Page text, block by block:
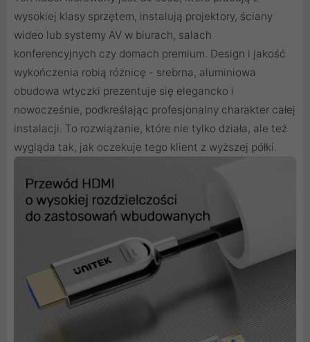
wysokiej klasy sprzętem, instalują projektory, ściany
wideo lub systemy AV w biurach, salach
konferencyjnych czy domach premium. Design i jakość
wykończenia robią różnicę - srebrna, aluminiowa
obudowa wtyczki prezentuje się elegancko i
nowocześnie, podkreślając profesjonalny charakter całej
instalacji. To rozwiązanie, które nie tylko działa, ale też
wygląda tak, jak oczekuje tego klient z wyższej półki.